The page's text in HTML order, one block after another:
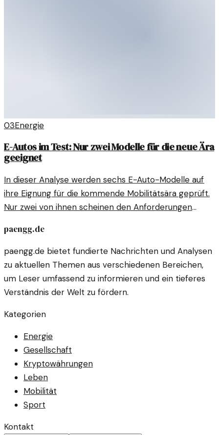
03Energie
E-Autos im Test: Nur zwei Modelle für die neue Ära
geeignet
In dieser Analyse werden sechs E-Auto-Modelle auf
ihre Eignung für die kommende Mobilitätsära geprüft.
Nur zwei von ihnen scheinen den Anforderungen
paengg.de
paengg.de bietet fundierte Nachrichten und Analysen
zu aktuellen Themen aus verschiedenen Bereichen,
um Leser umfassend zu informieren und ein tieferes
Verständnis der Welt zu fördern.
Kategorien
Energie
Gesellschaft
Kryptowährungen
Leben
Mobilität
Sport
Kontakt